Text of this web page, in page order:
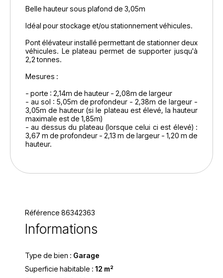
Belle hauteur sous plafond de 3,05m
Idéal pour stockage et/ou stationnement véhicules.
Pont élévateur installé permettant de stationner deux
véhicules. Le plateau permet de supporter jusqu'à
2,2 tonnes.
Mesures :
- porte : 2,14m de hauteur - 2,08m de largeur
- au sol : 5,05m de profondeur - 2,38m de largeur -
3,05m de hauteur (si le plateau est élevé, la hauteur
maximale est de 1,85m)
- au dessus du plateau (lorsque celui ci est élevé) :
3,67 m de profondeur - 2,13 m de largeur - 1,20 m de
hauteur.
Référence 86342363
Informations
Type de bien : Garage
Superficie habitable : 12 m²